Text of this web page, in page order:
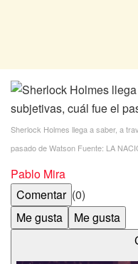
Sherlock Holmes llega a saber, a
pasado de Watson Fuente: LA
Pablo Mira
Comentar (0)
Me gusta
Me gusta